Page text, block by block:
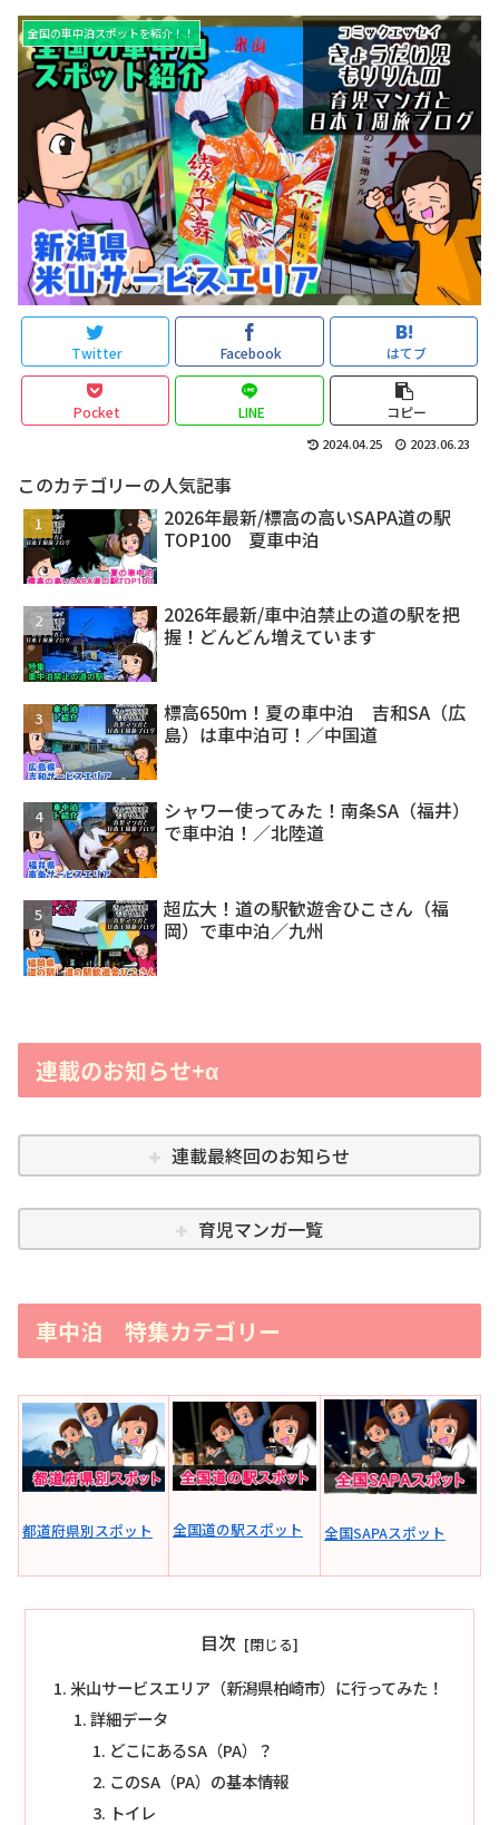
全国の車中泊スポットを紹介！！
Twitter Facebook はてブ
Pocket LINE コピー
2024.04.25 2023.06.23
このカテゴリーの人気記事
2026年最新/標高の高いSAPA道の駅
TOP100 夏車中泊
2026年最新/車中泊禁止の道の駅を把
握！どんどん増えています
標高650ｍ！夏の車中泊 吉和SA（広
島）は車中泊可！／中国道
シャワー使ってみた！南条SA（福井）
で車中泊！／北陸道
超広大！道の駅歓遊舎ひこさん（福
岡）で車中泊／九州
連載のお知らせ+α
連載最終回のお知らせ
育児マンガ一覧
車中泊 特集カテゴリー
都道府県別スポット 全国道の駅スポット 全国SAPAスポット
目次
米山サービスエリア（新潟県柏崎市）に行ってみた！
詳細データ
どこにあるSA（PA）？
このSA（PA）の基本情報
トイレ